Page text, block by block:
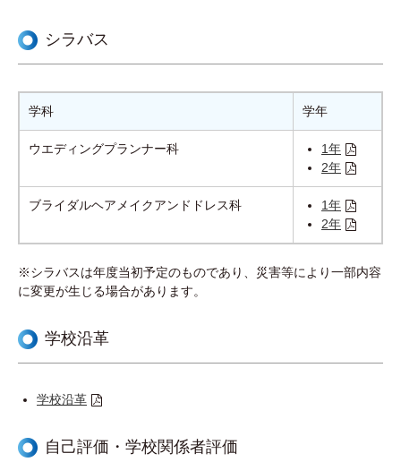
SDGsの取り組み
三幸グループリンク集
採用情報
情報セキュリティ対策基本方針
情報公開
シラバス
学科 学年
ウエディングプランナー科
1年
2年
ブライダルヘアメイクアンドドレス科
1年
2年
※シラバスは年度当初予定のものであり、災害等により一部内容
に変更が生じる場合があります。
学校沿革
学校沿革
自己評価・学校関係者評価